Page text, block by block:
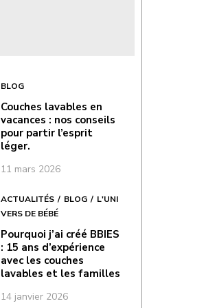
BLOG
Couches lavables en
vacances : nos conseils
pour partir l’esprit
léger.
11 mars 2026
ACTUALITÉS BLOG
L'UNI
VERS DE BÉBÉ
Pourquoi j’ai créé BBIES
: 15 ans d’expérience
avec les couches
lavables et les familles
14 janvier 2026